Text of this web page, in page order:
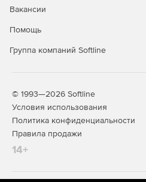
предназначенные для
производительность.
поддержку вычисляемых
оптимизированных для
Вакансии
Помощь
Группа компаний Softline
© 1993—2026 Softline
Условия использования
Политика конфиденциальности
Правила продажи
14+